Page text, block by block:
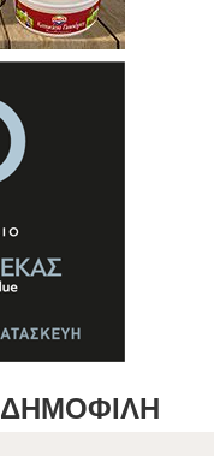
ΔΗΜΟΦΙΛΗ